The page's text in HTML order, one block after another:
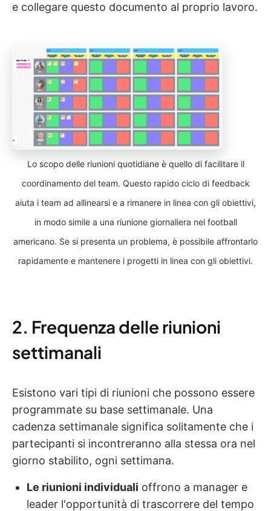
e collegare questo documento al proprio lavoro.
Lo scopo delle riunioni quotidiane è quello di facilitare il
coordinamento del team. Questo rapido ciclo di feedback
aiuta i team ad allinearsi e a rimanere in linea con gli obiettivi,
in modo simile a una riunione giornaliera nel football
americano. Se si presenta un problema, è possibile affrontarlo
rapidamente e mantenere i progetti in linea con gli obiettivi.
2. Frequenza delle riunioni
settimanali
Esistono vari tipi di riunioni che possono essere
programmate su base settimanale. Una
cadenza settimanale significa solitamente che i
partecipanti si incontreranno alla stessa ora nel
giorno stabilito, ogni settimana.
Le riunioni individuali offrono a manager e
leader l'opportunità di trascorrere del tempo